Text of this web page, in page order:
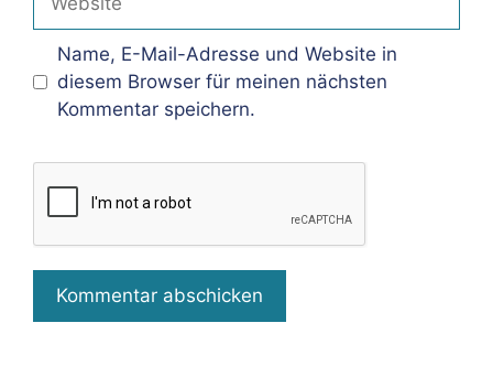
Name, E-Mail-Adresse und Website in
diesem Browser für meinen nächsten
Kommentar speichern.